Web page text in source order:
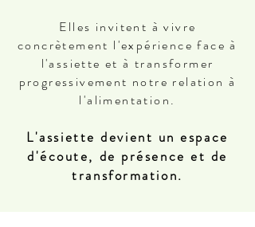
Elles invitent à vivre
concrètement l'expérience face à
l'assiette et à transformer
progressivement notre relation à
l'alimentation.
L'assiette devient un espace
d'écoute, de présence et de
transformation.